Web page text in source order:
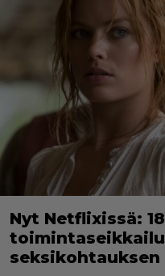
Nyt Netflixissä:
toimintaseikkailu